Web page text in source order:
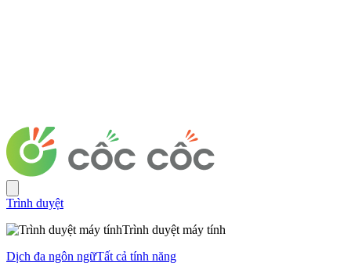
Trình duyệt
Trình duyệt máy tính
Dịch đa ngôn ngữTất cả tính năng